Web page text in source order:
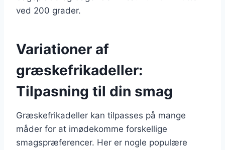
ved 200 grader.
Variationer af
græskefrikadeller:
Tilpasning til din smag
Græskefrikadeller kan tilpasses på mange
måder for at imødekomme forskellige
smagspræferencer. Her er nogle populære